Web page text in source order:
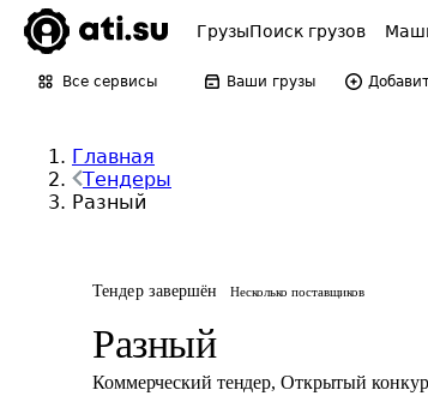
ГрузыПоиск грузов
Все сервисы Ваши грузы
Главная
Тендеры
Разный
Тендер завершён Несколько поставщиков
Разный
Коммерческий тендер, Открытый